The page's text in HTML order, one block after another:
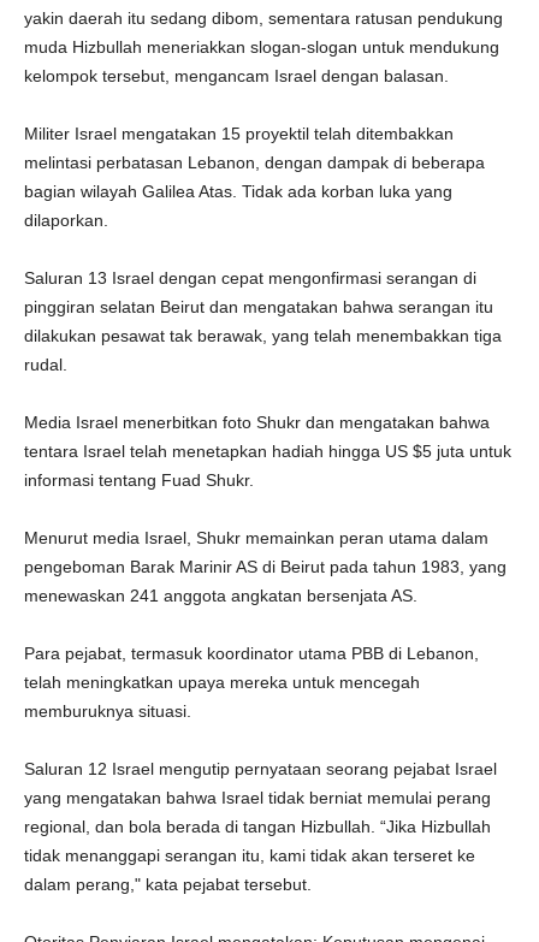
yakin daerah itu sedang dibom, sementara ratusan pendukung
muda Hizbullah meneriakkan slogan-slogan untuk mendukung
kelompok tersebut, mengancam Israel dengan balasan.
Militer Israel mengatakan 15 proyektil telah ditembakkan
melintasi perbatasan Lebanon, dengan dampak di beberapa
bagian wilayah Galilea Atas. Tidak ada korban luka yang
dilaporkan.
Saluran 13 Israel dengan cepat mengonfirmasi serangan di
pinggiran selatan Beirut dan mengatakan bahwa serangan itu
dilakukan pesawat tak berawak, yang telah menembakkan tiga
rudal.
Media Israel menerbitkan foto Shukr dan mengatakan bahwa
tentara Israel telah menetapkan hadiah hingga US $5 juta untuk
informasi tentang Fuad Shukr.
Menurut media Israel, Shukr memainkan peran utama dalam
pengeboman Barak Marinir AS di Beirut pada tahun 1983, yang
menewaskan 241 anggota angkatan bersenjata AS.
Para pejabat, termasuk koordinator utama PBB di Lebanon,
telah meningkatkan upaya mereka untuk mencegah
memburuknya situasi.
Saluran 12 Israel mengutip pernyataan seorang pejabat Israel
yang mengatakan bahwa Israel tidak berniat memulai perang
regional, dan bola berada di tangan Hizbullah. “Jika Hizbullah
tidak menanggapi serangan itu, kami tidak akan terseret ke
dalam perang," kata pejabat tersebut.